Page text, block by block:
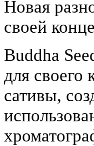
Новая
своей
Buddha
для своего
сативы,